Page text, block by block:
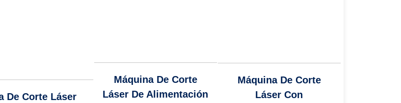
De Corte Láser
Máquina De Corte
Láser De Alimentación
Máquina De Corte
Láser Con